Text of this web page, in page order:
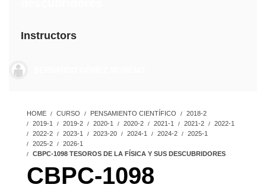
Instructors
HOME CURSO PENSAMIENTO CIENTÍFICO
2018-2
2019-1
2019-2 2020-1 2020-2 2021-1 2021-2
2022-1
2022-2
2023-1 2023-20 2024-1 2024-2
2025-1
2025-2
2026-1
CBPC-1098 TESOROS DE LA FÍSICA Y SUS DESCUBRIDORES
CBPC-1098